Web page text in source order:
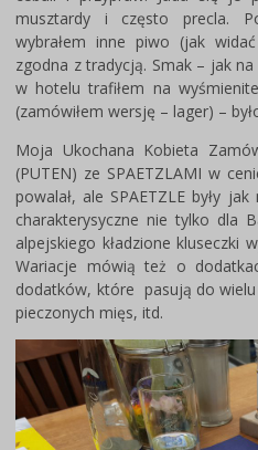
musztardy i często precla.
wybrałem inne piwo (jak
zgodna z tradycją. Smak – jak
w hotelu trafiłem na
(zamówiłem wersję – lager) –
Moja Ukochana Kobieta
(PUTEN) ze SPAETZLAMI w
powalał, ale SPAETZLE były
charakterysyczne nie tylko dla
alpejskiego kładzione kluseczki
Wariacje mówią też o
dodatków, które pasują do
pieczonych mięs, itd.